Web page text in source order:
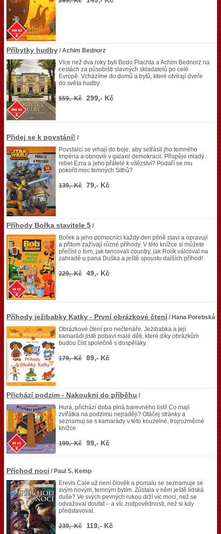
Příbytky hudby / Achim Bednorz
Více než dva roky byli Bodo Plachta a Achim Bednorz na
cestách za působišti slavných skladatelů po celé
Evropě. Vcházíme do domů a bytů, které otvírají dveře
do světa hudby.
559,- Kč 299,- Kč
Přidej se k povstání! /
Povstalci se vrhají do boje, aby setřásli jho temného
Impéria a obnovili v galaxii demokracii. Přispěje mladý
rebel Ezra a jeho přátelé k vítězství? Podaří se mu
pokořit moc temných Sithů?
139,- Kč 79,- Kč
Příhody Bořka stavitele 5 /
Bořek a jeho pomocníci každý den pilně staví a opravují
a přitom zažívají různé příhody. V této knížce si můžete
přečíst o tom, jak tancovali country, jak Rolík válcoval na
zahradě u pana Duška a ještě spoustu dalších příhod!
229,- Kč 49,- Kč
Příhody ježibabky Katky - První obrázkové čtení / Hana Porebská
Obrázkové čtení pro nečtenáře. Ježibabka a její
kamarádi jistě pobaví malé děti, které díky obrázkům
budou číst společně s dospěláky.
179,- Kč 89,- Kč
Přichází podzim - Nakoukni do příběhu /
Hurá, přichází doba plná barevného listí! Co mají
zvířátka na podzimu nejraději? Otáčej stránky a
seznamuj se s kamarády v této kouzelné, trojrozměrné
knížce
199,- Kč 99,- Kč
Příchod noci / Paul S. Kemp
Erevis Cale už není člověk a pomalu se seznamuje se
svým novým, temným bytím. Zůstala v něm ještě lidská
duše? Ve svých pevných rukou drží víc moci, než se
odvažoval doufat – a víc zodpovědnosti, než si kdy
představoval.
239,- Kč 119,- Kč